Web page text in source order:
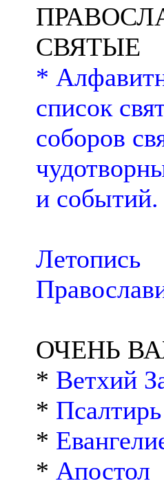
СВЯТЫЕ
*
список
соборов
и событий.
Летопись
ОЧЕНЬ
* Ветхий
* Псалтирь
*
* Апостол